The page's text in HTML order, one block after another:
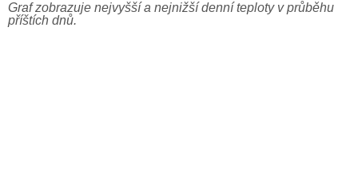
Graf zobrazuje nejvyšší a nejnižší denní teploty v průběhu
příštích dnů.